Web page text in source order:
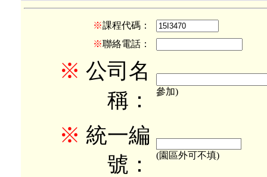
※課程代碼：
※聯絡電話：
※ 公司名
稱：
參加)
※ 統一編
號：
(園區外可不填)